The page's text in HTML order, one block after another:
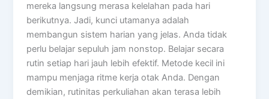
mereka langsung merasa kelelahan pada hari
berikutnya. Jadi, kunci utamanya adalah
membangun sistem harian yang jelas. Anda tidak
perlu belajar sepuluh jam nonstop. Belajar secara
rutin setiap hari jauh lebih efektif. Metode kecil ini
mampu menjaga ritme kerja otak Anda. Dengan
demikian, rutinitas perkuliahan akan terasa lebih